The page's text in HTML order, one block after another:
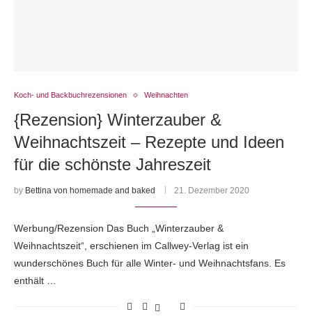
Koch- und Backbuchrezensionen Weihnachten
{Rezension} Winterzauber &
Weihnachtszeit – Rezepte und Ideen
für die schönste Jahreszeit
by Bettina von homemade and baked 21. Dezember 2020
Werbung/Rezension Das Buch „Winterzauber &
Weihnachtszeit“, erschienen im Callwey-Verlag ist ein
wunderschönes Buch für alle Winter- und Weihnachtsfans. Es
enthält …